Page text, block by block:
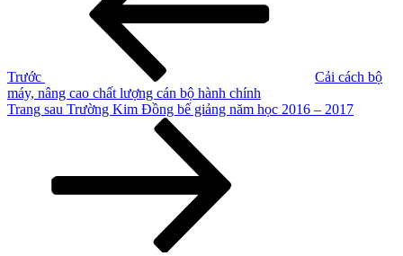
Trước
Cải cách bộ
máy, nâng cao chất lượng cán bộ hành chính
Bài
Trang sau Trường Kim Đồng bế giảng năm học 2016 – 2017